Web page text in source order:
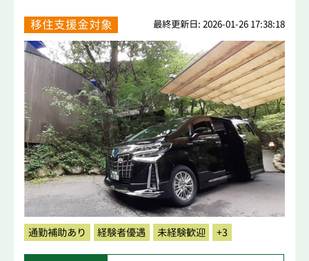
移住支援金対象 最終更新日: 2026-01-26 17:38:18
通勤補助あり 経験者優遇 未経験歓迎 +3